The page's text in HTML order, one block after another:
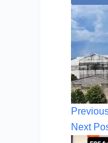
Next